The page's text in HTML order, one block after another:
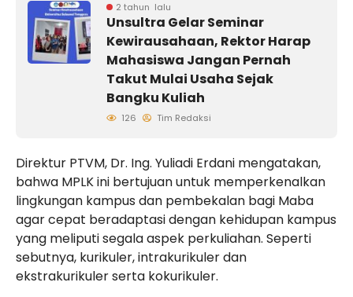
2 tahun lalu
Unsultra Gelar Seminar
Kewirausahaan, Rektor Harap
Mahasiswa Jangan Pernah
Takut Mulai Usaha Sejak
Bangku Kuliah
126 Tim Redaksi
Direktur PTVM, Dr. Ing. Yuliadi Erdani mengatakan,
bahwa MPLK ini bertujuan untuk memperkenalkan
lingkungan kampus dan pembekalan bagi Maba
agar cepat beradaptasi dengan kehidupan kampus
yang meliputi segala aspek perkuliahan. Seperti
sebutnya, kurikuler, intrakurikuler dan
ekstrakurikuler serta kokurikuler.